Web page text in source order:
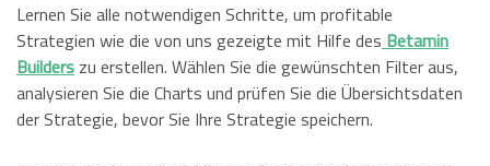
Lernen Sie alle notwendigen Schritte, um profitable
Strategien wie die von uns gezeigte mit Hilfe des Betamin
Builders zu erstellen. Wählen Sie die gewünschten Filter aus,
analysieren Sie die Charts und prüfen Sie die Übersichtsdaten
der Strategie, bevor Sie Ihre Strategie speichern.